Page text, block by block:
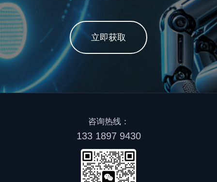
立即获取
咨询热线：
133 1897 9430